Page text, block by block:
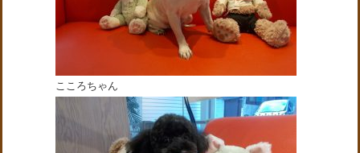
こころちゃん